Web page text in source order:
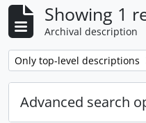
Showing 1
Archival description
Remove filter:
Only top-level descriptions
Advanced search